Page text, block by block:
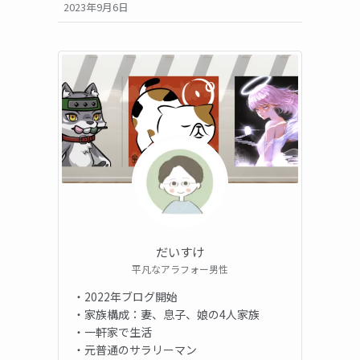
2023年9月6日
だいすけ
平凡なアラフォー男性
・2022年ブログ開始
・家族構成：妻、息子、娘の4人家族
・一軒家で生活
・元普通のサラリーマン